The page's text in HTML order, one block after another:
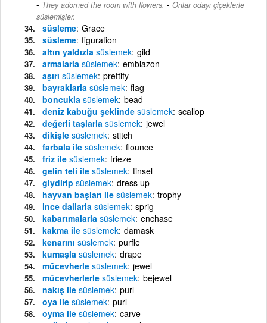
They adorned the room with flowers. - Onlar odayı çiçeklerle
süslemişler.
süsleme Grace
süsleme figuration
altın yaldızla süslemek gild
armalarla süslemek emblazon
aşırı süslemek prettify
bayraklarla süslemek flag
boncukla süslemek bead
deniz kabuğu şeklinde süslemek scallop
değerli taşlarla süslemek jewel
dikişle süslemek stitch
farbala ile süslemek flounce
friz ile süslemek frieze
gelin teli ile süslemek tinsel
giydirip süslemek dress up
hayvan başları ile süslemek trophy
ince dallarla süslemek sprig
kabartmalarla süslemek enchase
kakma ile süslemek damask
kenarını süslemek purfle
kumaşla süslemek drape
mücevherle süslemek jewel
mücevherlerle süslemek bejewel
nakış ile süslemek purl
oya ile süslemek purl
oyma ile süslemek carve